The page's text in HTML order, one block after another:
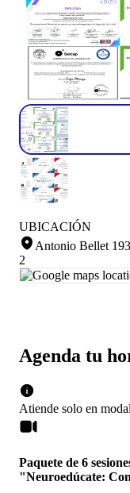
Agenda tu
Atiende solo en
Paquete de 6
"Neuroedúcate:
UBICACIÓN
Antonio Bellet
2